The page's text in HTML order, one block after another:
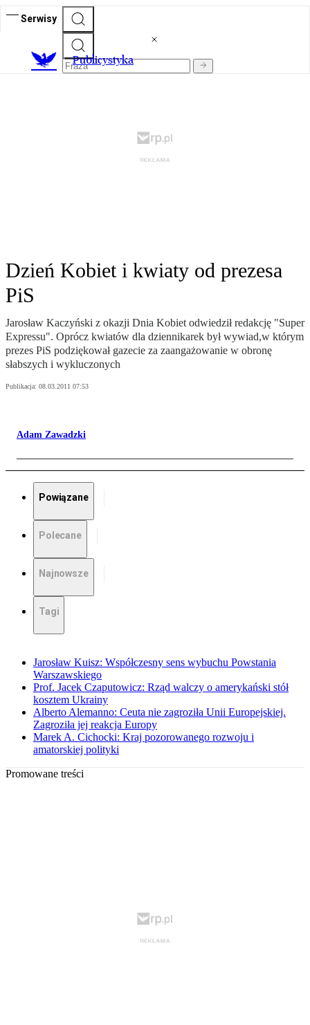
Serwisy
Publicystyka
Dzień Kobiet i kwiaty od prezesa
PiS
Jarosław Kaczyński z okazji Dnia Kobiet odwiedził redakcję "Super
Expressu". Oprócz kwiatów dla dziennikarek był wywiad,w którym
prezes PiS podziękował gazecie za zaangażowanie w obronę
słabszych i wykluczonych
Publikacja: 08.03.2011 07:53
Adam Zawadzki
Powiązane
Polecane
Najnowsze
Tagi
Jarosław Kuisz: Współczesny sens wybuchu Powstania
Warszawskiego
Prof. Jacek Czaputowicz: Rząd walczy o amerykański stół
kosztem Ukrainy
Alberto Alemanno: Ceuta nie zagroziła Unii Europejskiej.
Zagroziła jej reakcja Europy
Marek A. Cichocki: Kraj pozorowanego rozwoju i
amatorskiej polityki
Promowane treści